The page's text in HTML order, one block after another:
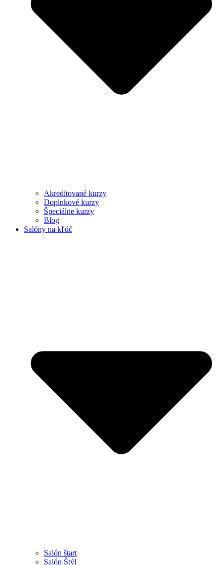
Akreditované kurzy
Doplnkové kurzy
Špeciálne kurzy
Blog
Salóny na kľúč
Salón štart
Salón Štýl